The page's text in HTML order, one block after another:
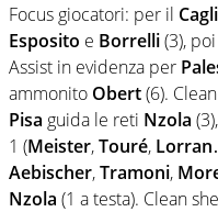
Focus giocatori: per il
Esposito e Borrelli(3), poi
Assist in evidenza per
ammonito Obert(6).
Pisa guida le reti Nzola
1 (Meister,Touré, Lorran
Aebischer,Tramoni,
Nzola (1 a testa). Clean